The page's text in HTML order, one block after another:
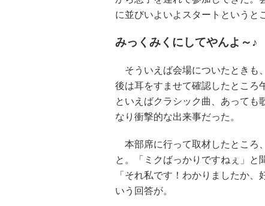
に並びいよいよスタートというと
みっくみくにしてやんよ～♪
そういえば会場についたときも
後は耳をすませて確認したところ
といえばクラシック曲、あっても
なり衝撃的な出来事だった。
本部席に行って取材したところ
と。「ミクばっかりですねぇ」と
「それ私です！わかりましたか
いう回答が。